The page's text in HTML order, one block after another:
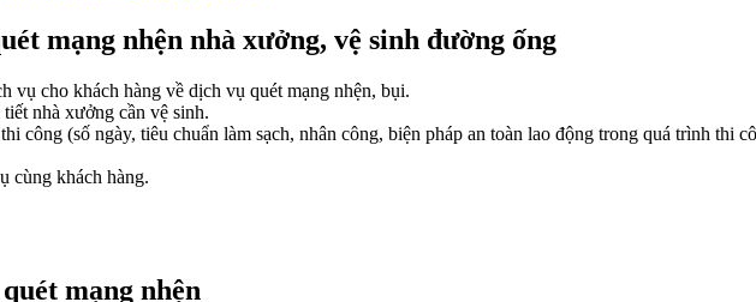
mạng nhện nhà xưởng, vệ sinh đường ống
vụ cho khách hàng về dịch vụ quét mạng nhện, bụi.
nhà xưởng cần vệ sinh.
công (số ngày, tiêu chuẩn làm sạch, nhân công, biện pháp an toàn lao động trong quá trình thi
cùng khách hàng.
mạng nhện